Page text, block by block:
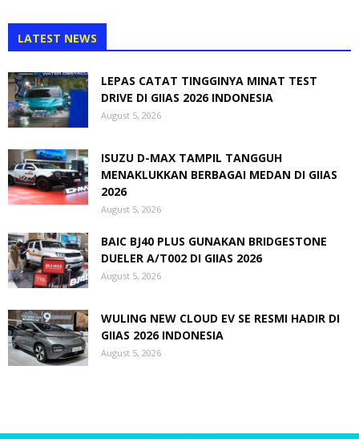
LATEST NEWS
LEPAS CATAT TINGGINYA MINAT TEST
DRIVE DI GIIAS 2026 INDONESIA
August 5, 2026
ISUZU D-MAX TAMPIL TANGGUH
MENAKLUKKAN BERBAGAI MEDAN DI GIIAS
2026
August 5, 2026
BAIC BJ40 PLUS GUNAKAN BRIDGESTONE
DUELER A/T002 DI GIIAS 2026
August 5, 2026
WULING NEW CLOUD EV SE RESMI HADIR DI
GIIAS 2026 INDONESIA
August 5, 2026